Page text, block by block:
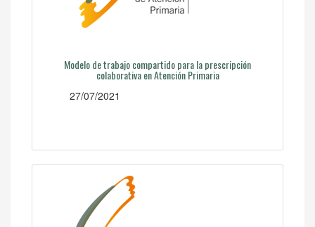
Modelo de trabajo compartido para la prescripción
colaborativa en Atención Primaria
27/07/2021